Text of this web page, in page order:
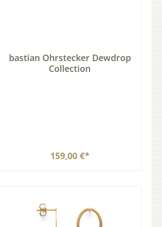
bastian Ohrstecker Dewdrop
Collection
159,00 €*